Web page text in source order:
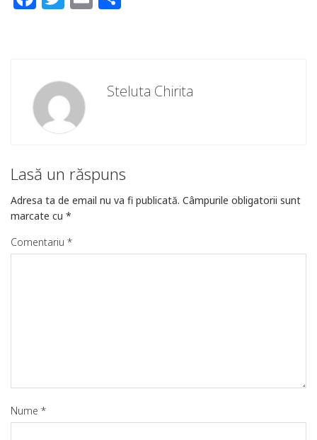
Steluta Chirita
Lasă un răspuns
Adresa ta de email nu va fi publicată. Câmpurile obligatorii sunt
marcate cu *
Comentariu *
Nume *